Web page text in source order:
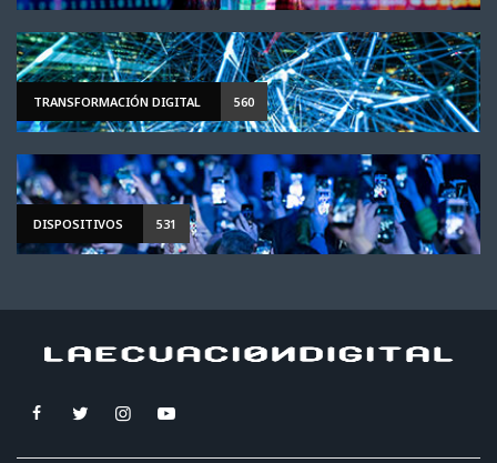
TRANSFORMACIÓN DIGITAL 560
DISPOSITIVOS 531